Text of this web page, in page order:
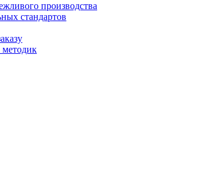
производства
стандартов
методик